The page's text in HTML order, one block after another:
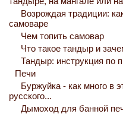
Возрождая традиции:
самоваре
Чем топить самовар
Что такое тандыр и
Тандыр: инструкция по
Печи
Буржуйка - как много в
русского...
Дымоход для банной